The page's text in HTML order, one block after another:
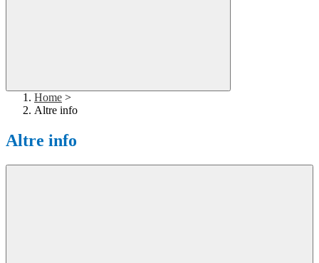
Home >
Altre info
Altre info